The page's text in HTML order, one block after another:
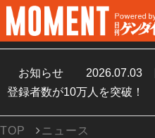
お知らせ 2026.07.03
登録者数が10万人を突破！
TOP ニュース